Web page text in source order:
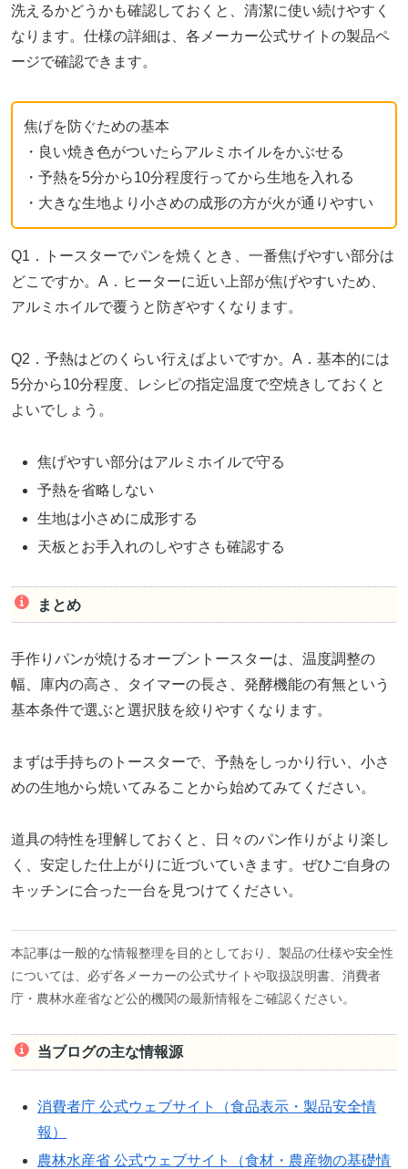
洗えるかどうかも確認しておくと、清潔に使い続けやすく
なります。仕様の詳細は、各メーカー公式サイトの製品ペ
ージで確認できます。
焦げを防ぐための基本
・良い焼き色がついたらアルミホイルをかぶせる
・予熱を5分から10分程度行ってから生地を入れる
・大きな生地より小さめの成形の方が火が通りやすい
Q1．トースターでパンを焼くとき、一番焦げやすい部分は
どこですか。A．ヒーターに近い上部が焦げやすいため、
アルミホイルで覆うと防ぎやすくなります。
Q2．予熱はどのくらい行えばよいですか。A．基本的には
5分から10分程度、レシピの指定温度で空焼きしておくと
よいでしょう。
焦げやすい部分はアルミホイルで守る
予熱を省略しない
生地は小さめに成形する
天板とお手入れのしやすさも確認する
まとめ
手作りパンが焼けるオーブントースターは、温度調整の
幅、庫内の高さ、タイマーの長さ、発酵機能の有無という
基本条件で選ぶと選択肢を絞りやすくなります。
まずは手持ちのトースターで、予熱をしっかり行い、小さ
めの生地から焼いてみることから始めてみてください。
道具の特性を理解しておくと、日々のパン作りがより楽し
く、安定した仕上がりに近づいていきます。ぜひご自身の
キッチンに合った一台を見つけてください。
本記事は一般的な情報整理を目的としており、製品の仕様や安全性
については、必ず各メーカーの公式サイトや取扱説明書、消費者
庁・農林水産省など公的機関の最新情報をご確認ください。
当ブログの主な情報源
消費者庁 公式ウェブサイト（食品表示・製品安全情
報）
農林水産省 公式ウェブサイト（食材・農産物の基礎情